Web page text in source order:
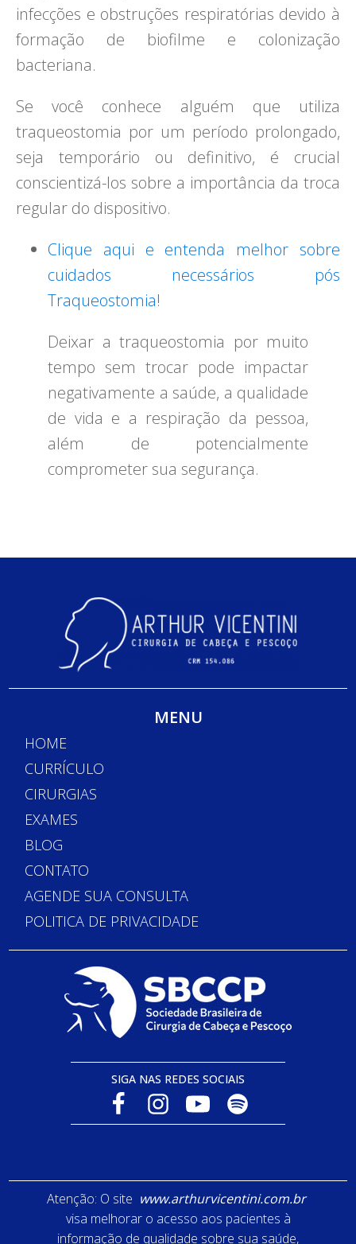
infecções e obstruções respiratórias devido à
formação de biofilme e colonização
bacteriana.
Se você conhece alguém que utiliza
traqueostomia por um período prolongado,
seja temporário ou definitivo, é crucial
conscientizá-los sobre a importância da troca
regular do dispositivo.
Clique aqui e entenda melhor sobre
cuidados necessários pós
Traqueostomia!
Deixar a traqueostomia por muito
tempo sem trocar pode impactar
negativamente a saúde, a qualidade
de vida e a respiração da pessoa,
além de potencialmente
comprometer sua segurança.
MENU
HOME
CURRÍCULO
CIRURGIAS
EXAMES
BLOG
CONTATO
AGENDE SUA CONSULTA
POLITICA DE PRIVACIDADE
SIGA NAS REDES SOCIAIS
Atenção: O site www.arthurvicentini.com.br
visa melhorar o acesso aos pacientes à
informação de qualidade sobre sua saúde,